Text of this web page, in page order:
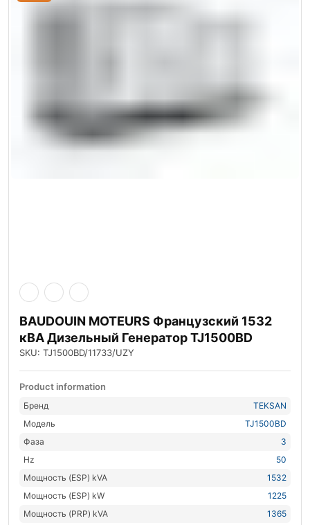
BAUDOUIN MOTEURS Французский 1532
кВА Дизельный Генератор TJ1500BD
SKU: TJ1500BD/11733/UZY
Product information
Бренд
TEKSAN
Модель
TJ1500BD
Фаза
3
Hz
50
Мощность (ESP) kVA
1532
Мощность (ESP) kW
1225
Мощность (PRP) kVA
1365